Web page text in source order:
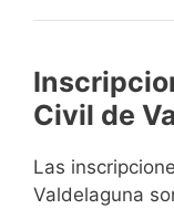
Civil de
Las
Valdelaguna